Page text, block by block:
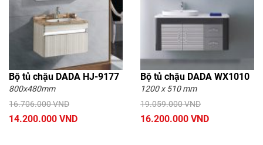
Bộ tủ chậu DADA HJ-9177
800x480mm
16.706.000 VND
14.200.000 VND
Bộ tủ chậu DADA WX1010
1200 x 510 mm
19.059.000 VND
16.200.000 VND